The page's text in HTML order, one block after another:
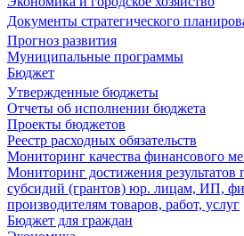
Документы стратегического
Прогноз развития
Муниципальные программы
Бюджет
Утвержденные бюджеты
Отчеты об исполнении бюджета
Проекты бюджетов
Реестр расходных обязательств
Мониторинг качества финансового
Мониторинг достижения результатов
субсидий (грантов) юр. лицам, ИП,
производителям товаров, работ, услуг
Бюджет для граждан